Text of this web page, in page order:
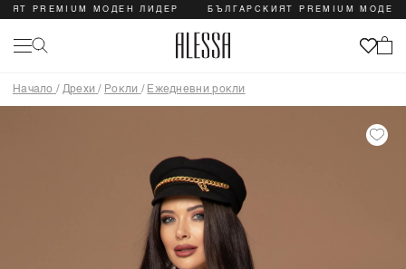
МОДЕН ЛИДЕР БЪЛГАРСКИЯТ PREMIUM МОДЕН
Начало / Дрехи / Рокли / Ежедневни рокли